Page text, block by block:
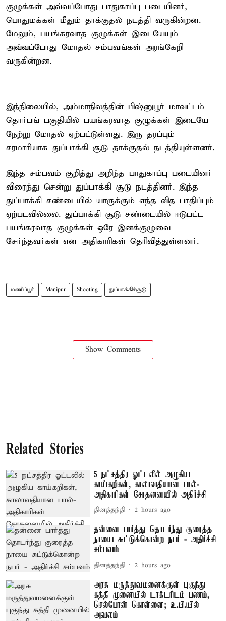
குழுக்கள் அவ்வப்போது பாதுகாப்பு படையினர்,
பொதுமக்கள் மீதும் தாக்குதல் நடத்தி வருகின்றன.
மேலும், பயங்கரவாத குழுக்கள் இடையேயும்
அவ்வப்போது மோதல் சம்பவங்கள் அரங்கேறி
வருகின்றன.
இந்நிலையில், அம்மாநிலத்தின் பிஷ்னுபூர் மாவட்டம்
தொர்பங் பகுதியில் பயங்கரவாத குழுக்கள் இடையே
நேற்று மோதல் ஏற்பட்டுள்ளது. இரு தரப்பும்
சரமாரியாக துப்பாக்கி சூடு தாக்குதல் நடத்தியுள்ளனர்.
இந்த சம்பவம் குறித்து அறிந்த பாதுகாப்பு படையினர்
விரைந்து சென்று துப்பாக்கி சூடு நடத்தினர். இந்த
துப்பாக்கி சண்டையில் யாருக்கும் எந்த வித பாதிப்பும்
ஏற்படவில்லை. துப்பாக்கி சூடு சண்டையில் ஈடுபட்ட
பயங்கரவாத குழுக்கள் ஒரே இனக்குழுவை
சேர்ந்தவர்கள் என அதிகாரிகள் தெரிவித்துள்ளனர்.
மணிப்பூர் Manipur Shooting துப்பாக்கிச்சூடு
Show Comments
Related Stories
5 நட்சத்திர ஓட்டலில் அழுகிய
காய்கறிகள், காலாவதியான பால்-
அதிகாரிகள் சோதனையில் அதிர்ச்சி
தினத்தந்தி 2 hours ago
தன்னை பார்த்து தொடர்ந்து குரைத்த
நாயை சுட்டுக்கொன்ற நபர் - அதிர்ச்சி
சம்பவம்
தினத்தந்தி 2 hours ago
அரசு மருத்துவமனைக்குள் புகுந்து
கத்தி முனையில் டாக்டரிடம் பணம்,
செல்போன் கொள்ளை; உ.பி.யில்
அவலம்